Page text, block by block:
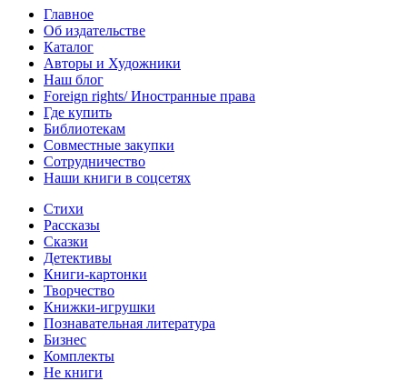
Главное
Об издательстве
Каталог
Авторы и Художники
Наш блог
Foreign rights/ Иностранные права
Где купить
Библиотекам
Совместные закупки
Сотрудничество
Наши книги в соцсетях
Стихи
Рассказы
Сказки
Детективы
Книги-картонки
Творчество
Книжки-игрушки
Познавательная литература
Бизнес
Комплекты
Не книги